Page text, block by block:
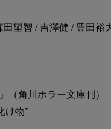
望智 / 吉澤健 / 豊田裕
（角川ホラー文庫刊）
け物”